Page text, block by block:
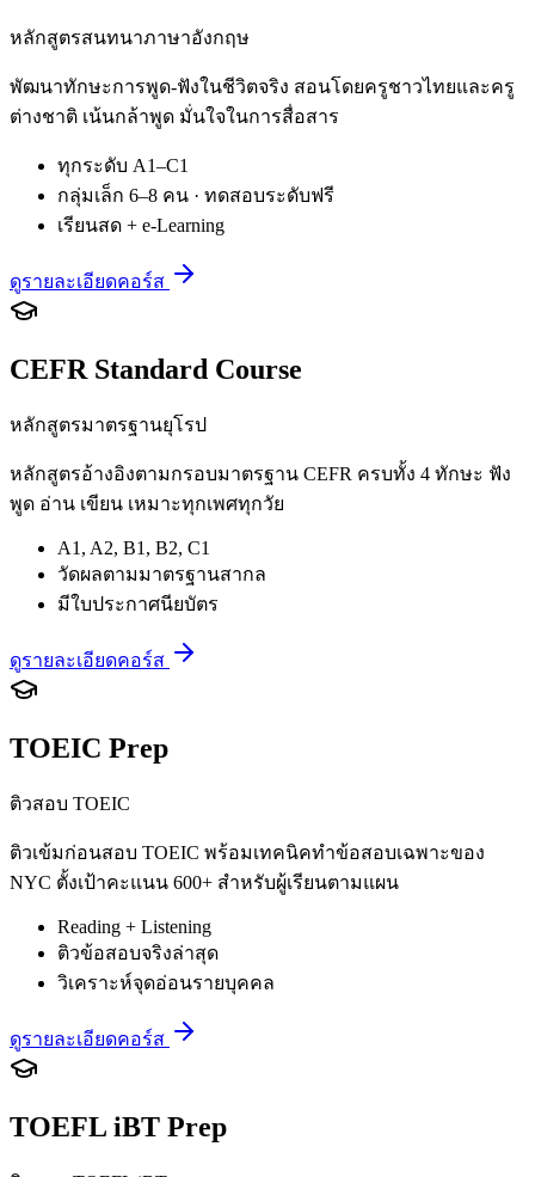
หลักสูตรสนทนาภาษาอังกฤษ
พัฒนาทักษะการพูด-ฟังในชีวิตจริง สอนโดยครูชาวไทยและครู
ต่างชาติ เน้นกล้าพูด มั่นใจในการสื่อสาร
ทุกระดับ A1–C1
กลุ่มเล็ก 6–8 คน · ทดสอบระดับฟรี
เรียนสด + e-Learning
ดูรายละเอียดคอร์ส
CEFR Standard Course
หลักสูตรมาตรฐานยุโรป
หลักสูตรอ้างอิงตามกรอบมาตรฐาน CEFR ครบทั้ง 4 ทักษะ ฟัง
พูด อ่าน เขียน เหมาะทุกเพศทุกวัย
A1, A2, B1, B2, C1
วัดผลตามมาตรฐานสากล
มีใบประกาศนียบัตร
ดูรายละเอียดคอร์ส
TOEIC Prep
ติวสอบ TOEIC
ติวเข้มก่อนสอบ TOEIC พร้อมเทคนิคทำข้อสอบเฉพาะของ
NYC ตั้งเป้าคะแนน 600+ สำหรับผู้เรียนตามแผน
Reading + Listening
ติวข้อสอบจริงล่าสุด
วิเคราะห์จุดอ่อนรายบุคคล
ดูรายละเอียดคอร์ส
TOEFL iBT Prep